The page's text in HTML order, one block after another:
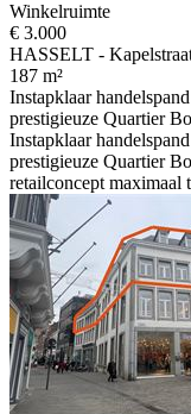
Winkelruimte
€ 3.000
HASSELT -
187 m²
Instapklaar
prestigieuze Quartier
Instapklaar
prestigieuze Quartier
retailconcept maximaal